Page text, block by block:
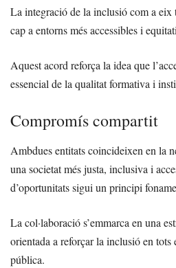
La integració de la inclusió com a eix
cap a entorns més accessibles i
Aquest acord reforça la idea que
essencial de la qualitat formativa i
Compromís compartit
Ambdues entitats coincideixen en la
una societat més justa, inclusiva i
d’oportunitats sigui un principi
La col·laboració s’emmarca en una
orientada a reforçar la inclusió en tots
pública.